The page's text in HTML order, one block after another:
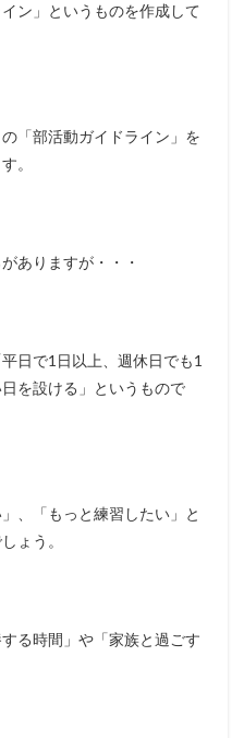
ン」というものを作成して
「部活動ガイドライン」を
。
ありますが・・・
日で1日以上、週休日でも1
を設ける」というもので
、「もっと練習したい」と
ょう。
る時間」や「家族と過ごす